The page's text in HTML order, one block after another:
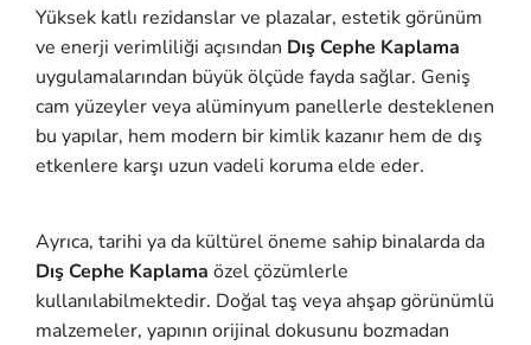
Yüksek katlı rezidanslar ve plazalar, estetik görünüm
ve enerji verimliliği açısından Dış Cephe Kaplama
uygulamalarından büyük ölçüde fayda sağlar. Geniş
cam yüzeyler veya alüminyum panellerle desteklenen
bu yapılar, hem modern bir kimlik kazanır hem de dış
etkenlere karşı uzun vadeli koruma elde eder.
Ayrıca, tarihi ya da kültürel öneme sahip binalarda da
Dış Cephe Kaplama özel çözümlerle
kullanılabilmektedir. Doğal taş veya ahşap görünümlü
malzemeler, yapının orijinal dokusunu bozmadan